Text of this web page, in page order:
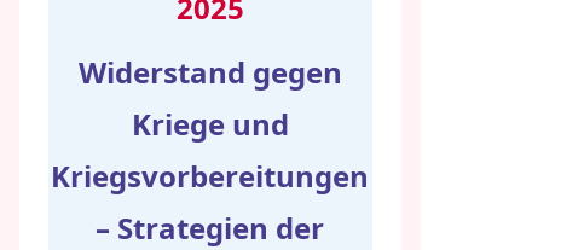
2025
Widerstand gegen
Kriege und
Kriegsvorbereitungen
– Strategien der